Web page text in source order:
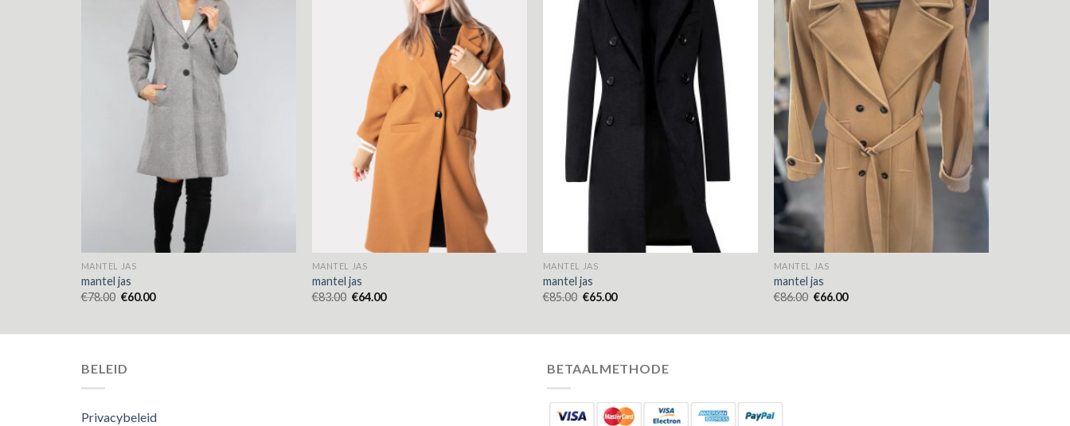
MANTEL JAS
mantel jas
€78.00 €60.00
MANTEL JAS
mantel jas
€83.00 €64.00
MANTEL JAS
mantel jas
€85.00 €65.00
MANTEL JAS
mantel jas
€86.00 €66.00
BELEID
Privacybeleid
BETAALMETHODE